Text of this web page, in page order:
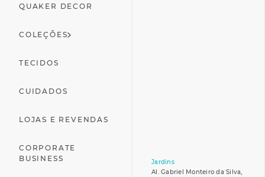
QUAKER DECOR
COLEÇÕES
TECIDOS
CUIDADOS
LOJAS E REVENDAS
CORPORATE
BUSINESS
Jardins
Al. Gabriel Monteiro da Silva,